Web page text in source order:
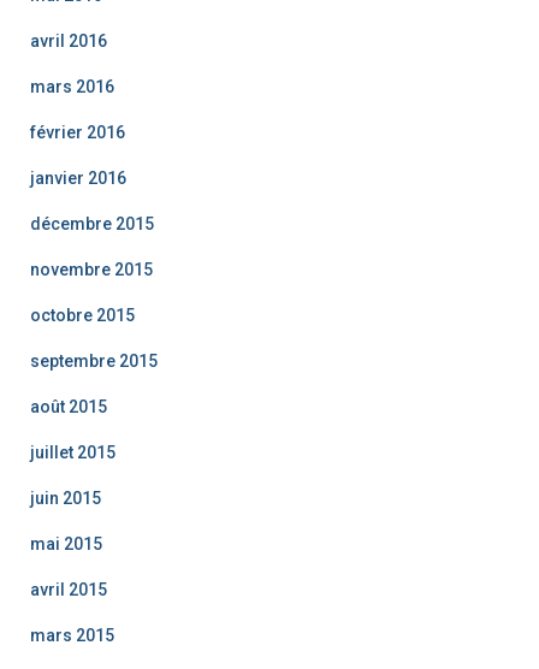
avril 2016
mars 2016
février 2016
janvier 2016
décembre 2015
novembre 2015
octobre 2015
septembre 2015
août 2015
juillet 2015
juin 2015
mai 2015
avril 2015
mars 2015